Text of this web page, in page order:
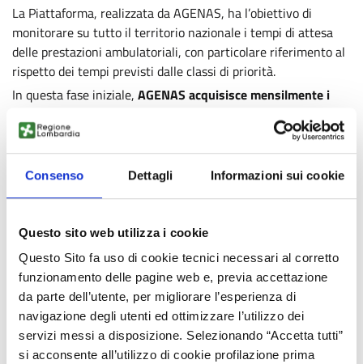
Consenso Dettagli Informazioni sui cookie
Questo sito web utilizza i cookie
Questo Sito fa uso di cookie tecnici necessari al corretto
funzionamento delle pagine web e, previa accettazione
da parte dell’utente, per migliorare l’esperienza di
navigazione degli utenti ed ottimizzare l’utilizzo dei
servizi messi a disposizione. Selezionando “Accetta tutti”
si acconsente all’utilizzo di cookie profilazione prima
La Piattaforma, realizzata da AGENAS, ha l’obiettivo di
monitorare su tutto il territorio nazionale i tempi di attesa
delle prestazioni ambulatoriali, con particolare riferimento al
rispetto dei tempi previsti dalle classi di priorità.
In questa fase iniziale, AGENAS acquisisce mensilmente i
indicazioni del Piano Nazionale di Governo delle Liste di
Attesa (PNGLA): i dati attuali sono relativi aiprimi 5 mesi del
2025(gennaio-maggio).
Il cruscotto informativo della Piattaforma rende attualmente
il numero totale di prenotazioni;
la percentuale di prenotazioni nei giorni
festivi/prefestivi;
la quota di prime disponibilità accettate dall’assistito;
la suddivisione delle prestazioni per classe di priorità (U,
B, D, P);
tempi medi di attesa per prestazione e classe di priorità.